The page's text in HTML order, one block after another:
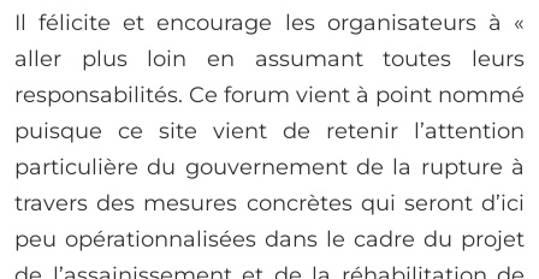
Il félicite et encourage les organisateurs à «
aller plus loin en assumant toutes leurs
responsabilités. Ce forum vient à point nommé
puisque ce site vient de retenir l’attention
particulière du gouvernement de la rupture à
travers des mesures concrètes qui seront d’ici
peu opérationnalisées dans le cadre du projet